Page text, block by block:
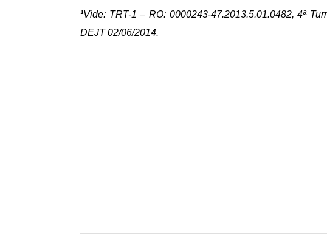
¹Vide: TRT-1 – RO: 0000243-47.2013.5.01.0482, 4ª
DEJT 02/06/2014.